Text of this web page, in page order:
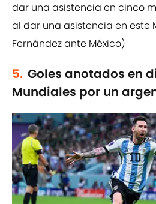
dar una asistencia en cinco
al dar una asistencia en este
Fernández ante México)
5. Goles anotados en
Mundiales por un